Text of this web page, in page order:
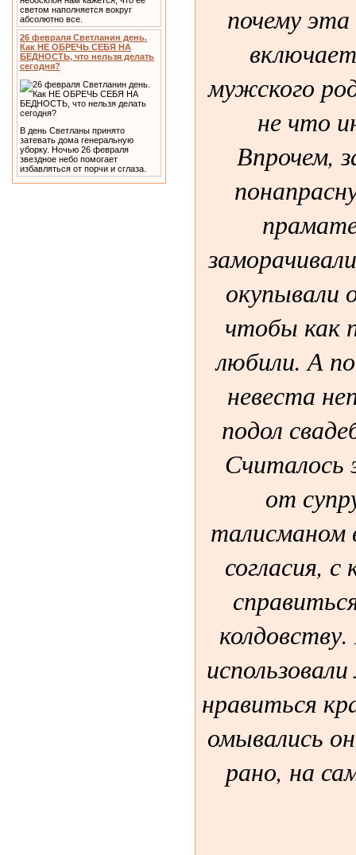
светом наполняется вокруг
абсолютно все.
26 февраля Светланин день.
Как НЕ ОБРЕЧЬ СЕБЯ НА
БЕДНОСТЬ, что нельзя делать
сегодня?
В день Светланы принято
затевать дома генеральную
уборку. Ночью 26 февраля
звездное небо помогает
избавляться от порчи и сглаза.
почему эта
мужского
не что
Впрочем,
окупывали
чтобы как
любили. А
невеста
подол
Считалось
от
талисманом
согласия,
нравиться
омывались
рано, на